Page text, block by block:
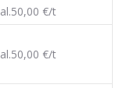
al.50,00 €/t
al.50,00 €/t